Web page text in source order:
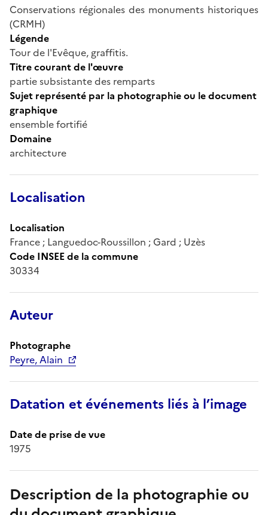
Conservations régionales des monuments historiques
(CRMH)
Légende
Tour de l'Evêque, graffitis.
Titre courant de l'œuvre
partie subsistante des remparts
Sujet représenté par la photographie ou le document
graphique
ensemble fortifié
Domaine
architecture
Localisation
Localisation
France ; Languedoc-Roussillon ; Gard ; Uzès
Code INSEE de la commune
30334
Auteur
Photographe
Peyre, Alain
Datation et événements liés à l’image
Date de prise de vue
1975
Description de la photographie ou